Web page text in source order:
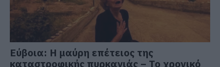
Εύβοια: Η μαύρη επέτειος της
καταστροφικής πυρκαγιάς – Το χρονικό